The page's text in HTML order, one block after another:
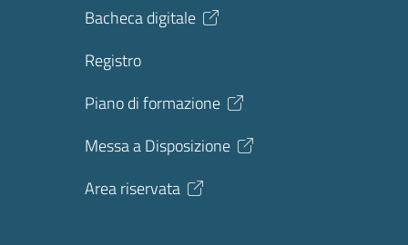
Bacheca digitale
Registro
Piano di formazione
Messa a Disposizione
Area riservata